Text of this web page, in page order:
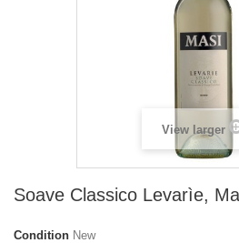
View larger
Soave Classico Levarìe,
Condition New